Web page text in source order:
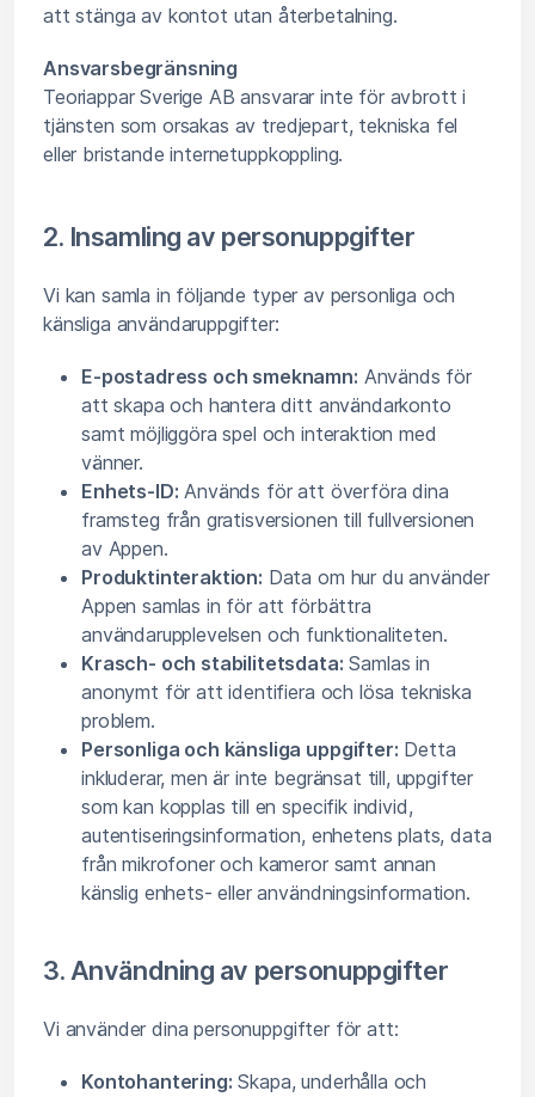
att stänga av kontot utan återbetalning.
Ansvarsbegränsning
Teoriappar Sverige AB ansvarar inte för avbrott i
tjänsten som orsakas av tredjepart, tekniska fel
eller bristande internetuppkoppling.
2. Insamling av personuppgifter
Vi kan samla in följande typer av personliga och
känsliga användaruppgifter:
E-postadress och smeknamn: Används för
att skapa och hantera ditt användarkonto
samt möjliggöra spel och interaktion med
vänner.
Enhets-ID: Används för att överföra dina
framsteg från gratisversionen till fullversionen
av Appen.
Produktinteraktion: Data om hur du använder
Appen samlas in för att förbättra
användarupplevelsen och funktionaliteten.
Krasch- och stabilitetsdata: Samlas in
anonymt för att identifiera och lösa tekniska
problem.
Personliga och känsliga uppgifter: Detta
inkluderar, men är inte begränsat till, uppgifter
som kan kopplas till en specifik individ,
autentiseringsinformation, enhetens plats, data
från mikrofoner och kameror samt annan
känslig enhets- eller användningsinformation.
3. Användning av personuppgifter
Vi använder dina personuppgifter för att:
Kontohantering: Skapa, underhålla och